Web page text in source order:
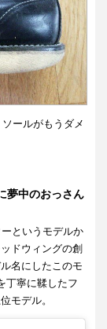
ールがもうダメ
夢中のおっさん
というモデルか
ドウィングの創
名にしたこのモ
丁寧に鞣したフ
モデル。